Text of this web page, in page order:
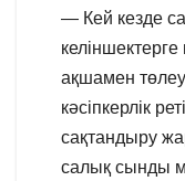
— Кей кезде
ақшамен
кәсіпкерлік
сақтандыру
салық сынды